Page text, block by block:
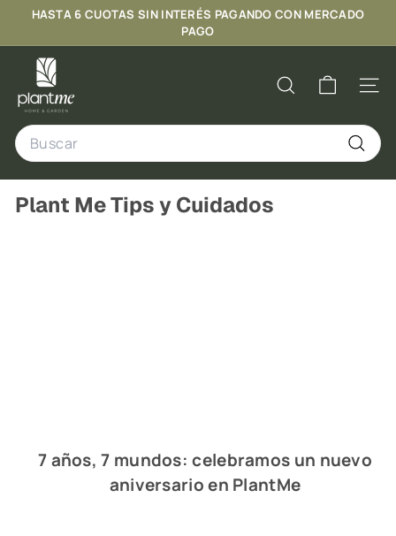
directamente
contenido
diapositivas
pausa
DESPACHO EXPRESS:
HASTA 6 CUOTAS SIN INTERÉS PAGANDO CON MERCADO
PAGO
l
a
n
t
e
Buscar
Search
Buscar
Plant Me Tips y Cuidados
7 años, 7 mundos: celebramos un nuevo
aniversario en PlantMe